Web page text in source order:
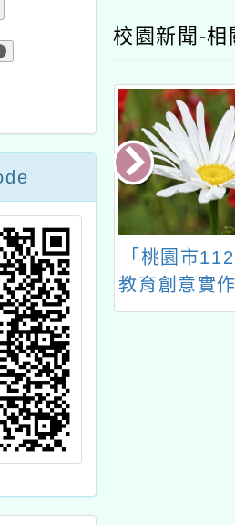
校園新聞-相
115年度
苗接種計
114年10
實施.
「桃園市
教育創意實
明會